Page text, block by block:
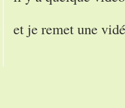
et je remet une